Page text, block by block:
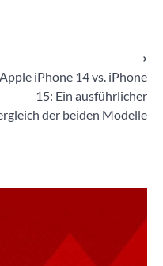
Apple iPhone 14 vs. iPhone
15: Ein ausführlicher
der beiden Modelle
⟶